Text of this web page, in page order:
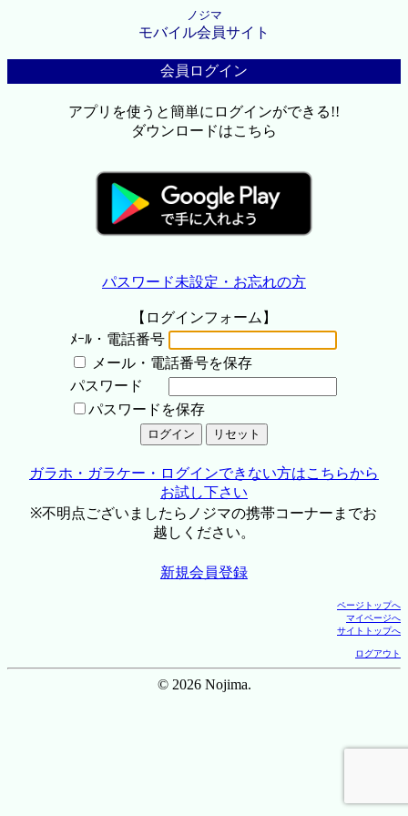
ノジマ
モバイル会員サイト
会員ログイン
アプリを使うと簡単にログインができる!!
ダウンロードはこちら
パスワード未設定・お忘れの方
【ログインフォーム】
ﾒｰﾙ・電話番号
メール・電話番号を保存
パスワード
パスワードを保存
ガラホ・ガラケー・ログインできない方はこちらから
お試し下さい
※不明点ございましたらノジマの携帯コーナーまでお
越しください。
新規会員登録
ページトップへ
マイページへ
サイトトップへ
ログアウト
© 2026 Nojima.